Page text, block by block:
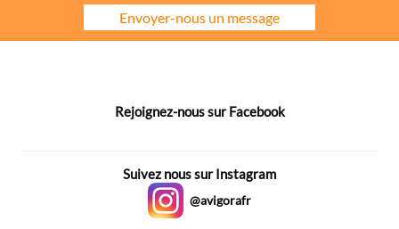
Envoyer-nous un message
Rejoignez-nous sur Facebook
Suivez nous sur Instagram
@avigorafr